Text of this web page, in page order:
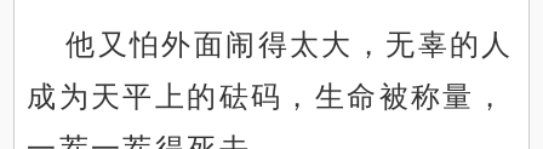
他又怕外面闹得太大，无辜的人
成为天平上的砝码，生命被称量，